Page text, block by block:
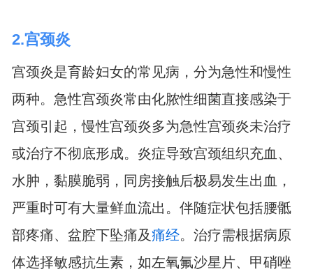
2.宫颈炎
宫颈炎是育龄妇女的常见病，分为急性和慢性
两种。急性宫颈炎常由化脓性细菌直接感染于
宫颈引起，慢性宫颈炎多为急性宫颈炎未治疗
或治疗不彻底形成。炎症导致宫颈组织充血、
水肿，黏膜脆弱，同房接触后极易发生出血，
严重时可有大量鲜血流出。伴随症状包括腰骶
部疼痛、盆腔下坠痛及痛经。治疗需根据病原
体选择敏感抗生素，如左氧氟沙星片、甲硝唑